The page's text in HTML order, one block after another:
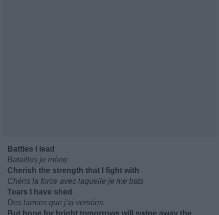
Battles I lead
Batailles je mène
Cherish the strength that I fight with
Chéris la force avec laquelle je me bats
Tears I have shed
Des larmes que j'ai versées
But hope for bright tomorrows will swipe away the